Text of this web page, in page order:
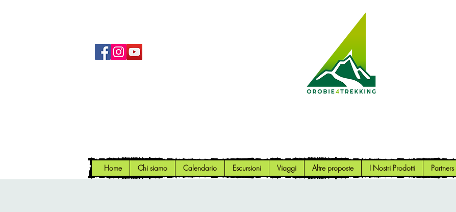
Home Chi siamo Calendario Escursioni Viaggi Altre proposte I Nostri Prodotti Partners